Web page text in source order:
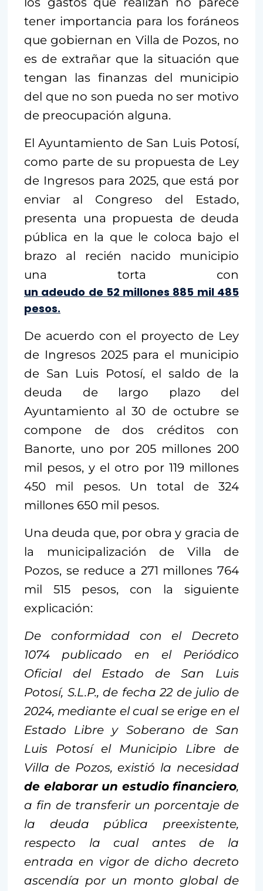
tener importancia para los foráneos
que gobiernan en Villa de Pozos, no
es de extrañar que la situación que
tengan las finanzas del municipio
del que no son pueda no ser motivo
de preocupación alguna.
El Ayuntamiento de San Luis Potosí,
como parte de su propuesta de Ley
de Ingresos para 2025, que está por
enviar al Congreso del Estado,
presenta una propuesta de deuda
pública en la que le coloca bajo el
brazo al recién nacido municipio
una torta con
un adeudo de 52 millones 885 mil 485
pesos.
De acuerdo con el proyecto de Ley
de Ingresos 2025 para el municipio
de San Luis Potosí, el saldo de la
deuda de largo plazo del
Ayuntamiento al 30 de octubre se
compone de dos créditos con
Banorte, uno por 205 millones 200
mil pesos, y el otro por 119 millones
450 mil pesos. Un total de 324
millones 650 mil pesos.
Una deuda que, por obra y gracia de
la municipalización de Villa de
Pozos, se reduce a 271 millones 764
mil 515 pesos, con la siguiente
explicación:
De conformidad con el Decreto
1074 publicado en el Periódico
Oficial del Estado de San Luis
Potosí, S.L.P., de fecha 22 de julio de
2024, mediante el cual se erige en el
Estado Libre y Soberano de San
Luis Potosí el Municipio Libre de
Villa de Pozos, existió la necesidad
de elaborar un estudio financiero,
a fin de transferir un porcentaje de
la deuda pública preexistente,
respecto la cual antes de la
entrada en vigor de dicho decreto
ascendía por un monto global de